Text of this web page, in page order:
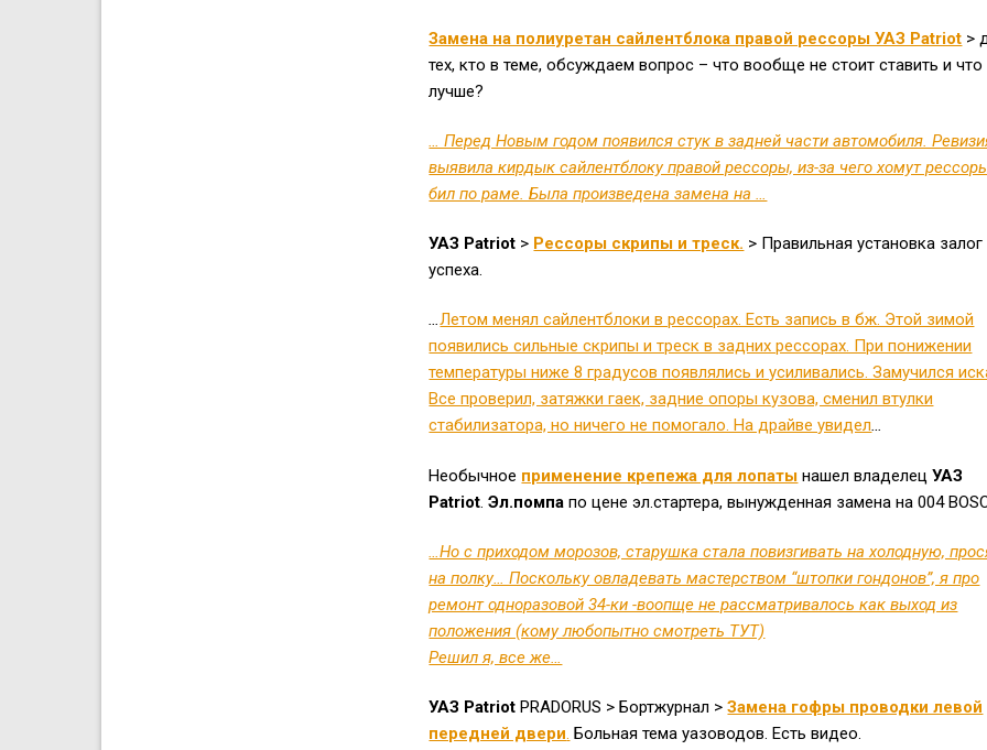
Замена на полиуретан сайлентблока правой рессоры УАЗ Patriot >
тех, кто в теме, обсуждаем вопрос – что вообще не стоит ставить и что
лучше?
… Перед Новым годом появился стук в задней части автомобиля.
выявила кирдык сайлентблоку правой рессоры, из-за чего хомут
бил по раме. Была произведена замена на …
УАЗ Patriot > Рессоры скрипы и треск. > Правильная установка залог
успеха.
…Летом менял сайлентблоки в рессорах. Есть запись в бж. Этой зимой
появились сильные скрипы и треск в задних рессорах. При понижении
температуры ниже 8 градусов появлялись и усиливались. Замучился
Все проверил, затяжки гаек, задние опоры кузова, сменил втулки
стабилизатора, но ничего не помогало. На драйве увидел…
Необычное применение крепежа для лопаты нашел владелецУАЗ
Patriot.Эл.помпа по цене эл.стартера, вынужденная замена на 004
…Но с приходом морозов, старушка стала повизгивать на холодную,
на полку… Поскольку овладевать мастерством “штопки гондонов”, я про
ремонт одноразовой 34-ки -воопще не рассматривалось как выход из
положения (кому любопытно смотреть ТУТ)
Решил я, все же…
УАЗ PatriotPRADORUS > Бортжурнал >Замена гофры проводки левой
передней двери. Больная тема уазоводов. Есть видео.